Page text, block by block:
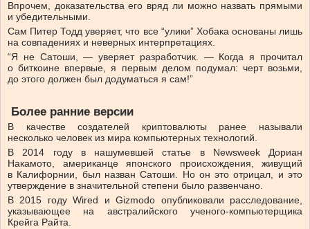
Впрочем, доказательства его вряд ли можно назвать прямыми
и убедительными.
Сам Питер Тодд уверяет, что все “улики” Хобака основаны лишь
на совпадениях и неверных интерпретациях.
“Я не Сатоши, — уверяет разработчик. — Когда я прочитал
о биткоине впервые, я первым делом подумал: черт возьми,
до этого должен был додуматься я сам!”
Более ранние версии
В качестве создателей криптовалюты ранее называли
несколько человек из мира компьютерных технологий.
В 2014 году в нашумевшей статье в Newsweek Дориан
Накамото, американце японского происхождения, живущий
в Калифорнии, был назван Сатоши. Но он это отрицал, и это
утверждение в значительной степени было развенчано.
В 2015 году Wired и Gizmodo опубликовали расследование,
указывающее на австралийского ученого-компьютерщика
Крейга Райта.